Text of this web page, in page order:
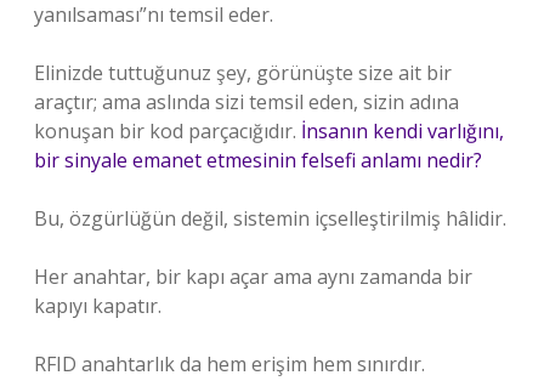
yanılsaması”nı temsil eder.
Elinizde tuttuğunuz şey, görünüşte size ait bir
araçtır; ama aslında sizi temsil eden, sizin adına
konuşan bir kod parçacığıdır. İnsanın kendi varlığını,
bir sinyale emanet etmesinin felsefi anlamı nedir?
Bu, özgürlüğün değil, sistemin içselleştirilmiş hâlidir.
Her anahtar, bir kapı açar ama aynı zamanda bir
kapıyı kapatır.
RFID anahtarlık da hem erişim hem sınırdır.